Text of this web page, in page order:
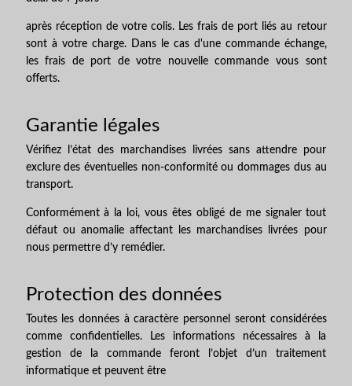
après réception de votre colis. Les frais de port liés au retour
sont à votre charge. Dans le cas d'une commande échange,
les frais de port de votre nouvelle commande vous sont
offerts.
Garantie légales
Vérifiez l’état des marchandises livrées sans attendre pour
exclure des éventuelles non-conformité ou dommages dus au
transport.
Conformément à la loi, vous êtes obligé de me signaler tout
défaut ou anomalie affectant les marchandises livrées pour
nous permettre d’y remédier.
Protection des données
Toutes les données à caractère personnel seront considérées
comme confidentielles. Les informations nécessaires à la
gestion de la commande feront l’objet d’un traitement
informatique et peuvent être